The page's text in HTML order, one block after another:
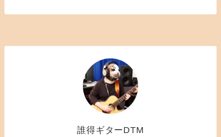
誰得ギターDTM